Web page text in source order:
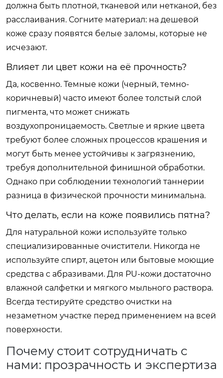
должна быть плотной, тканевой или нетканой, без
расслаивания. Согните материал: на дешевой
коже сразу появятся белые заломы, которые не
исчезают.
Влияет ли цвет кожи на её прочность?
Да, косвенно. Темные кожи (черный, темно-
коричневый) часто имеют более толстый слой
пигмента, что может снижать
воздухопроницаемость. Светлые и яркие цвета
требуют более сложных процессов крашения и
могут быть менее устойчивы к загрязнению,
требуя дополнительной финишной обработки.
Однако при соблюдении технологий таннерии
разница в физической прочности минимальна.
Что делать, если на коже появились пятна?
Для натуральной кожи используйте только
специализированные очистители. Никогда не
используйте спирт, ацетон или бытовые моющие
средства с абразивами. Для PU-кожи достаточно
влажной салфетки и мягкого мыльного раствора.
Всегда тестируйте средство очистки на
незаметном участке перед применением на всей
поверхности.
Почему стоит сотрудничать с
нами: прозрачность и экспертиза